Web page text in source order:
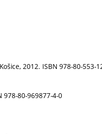
2012. ISBN 978-80-553-
80-969877-4-0